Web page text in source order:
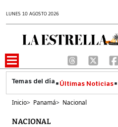
LUNES 10 AGOSTO 2026
Últimas Noticias
Inicio> Panamá> Nacional
NACIONAL